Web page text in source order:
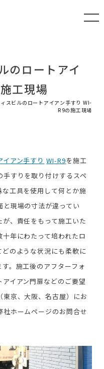
のロートアイ
工現場
スビルのロートアイアン手すり WI-
R9の施工現場
イアン手すり WI-R9を施工
すりを取り付けするスペ
工具を使用して何とか施
現場の寸法が違ってい
、責任をもって施工いた
年にわたって培われたロ
のような状況にも柔軟に
。施工後のアフターフォ
イアン門扉などのご要望
京、大阪、名古屋）にお
ホームページのお問合せ